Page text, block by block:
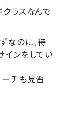
ラスなんで
なのに、待
インをしてい
ーチも見習